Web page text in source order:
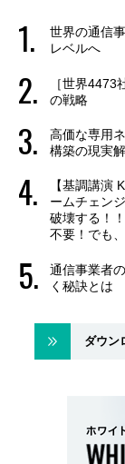
世界の通信
レベルへ
［世界
の戦略
高価な専用
構築の現実解
【基調講演
ームチェン
破壊する！
不要！でも
通信事業者
く秘訣とは
ダウン